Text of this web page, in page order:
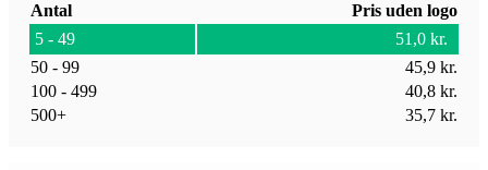
Antal
Pris uden logo
5 - 49
51,0 kr.
50 - 99
45,9 kr.
100 - 499
40,8 kr.
500+
35,7 kr.